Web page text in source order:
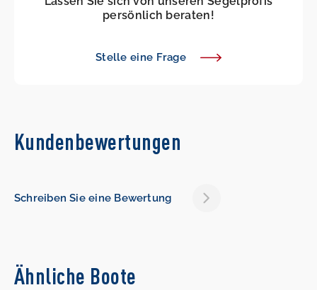
persönlich beraten!
Stelle eine Frage
Kundenbewertungen
Schreiben Sie eine Bewertung
Ähnliche Boote